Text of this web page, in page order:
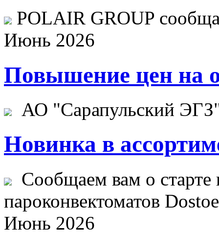
POLAIR GROUP
Июнь 2026
Повышение цен на
АО "Сарапульский
Новинка в
Сообщаем вам о старте
пароконвектоматов
Июнь 2026